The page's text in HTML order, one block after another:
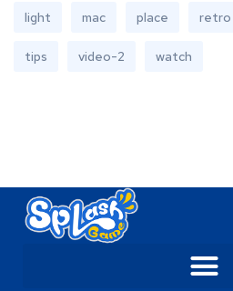
light mac place retro
tips video-2 watch